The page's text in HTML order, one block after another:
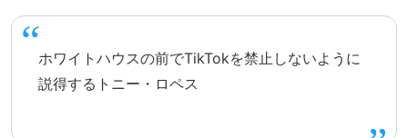
ホワイトハウスの前でTikTokを禁止しないように
説得するトニー・ロペス